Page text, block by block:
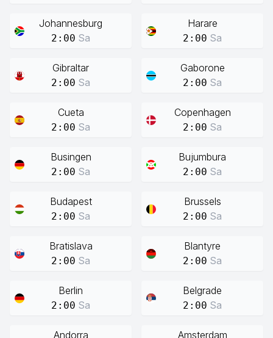
Johannesburg
2:00 Sa
Harare
2:00 Sa
Gibraltar
2:00 Sa
Gaborone
2:00 Sa
Cueta
2:00 Sa
Copenhagen
2:00 Sa
Busingen
2:00 Sa
Bujumbura
2:00 Sa
Budapest
2:00 Sa
Brussels
2:00 Sa
Bratislava
2:00 Sa
Blantyre
2:00 Sa
Berlin
2:00 Sa
Belgrade
2:00 Sa
Andorra Amsterdam